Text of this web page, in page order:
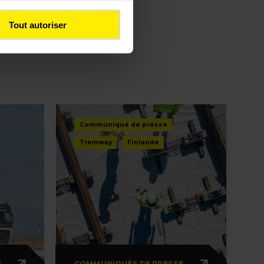
Tout autoriser
Communiqué de presse
Tramway Finlande